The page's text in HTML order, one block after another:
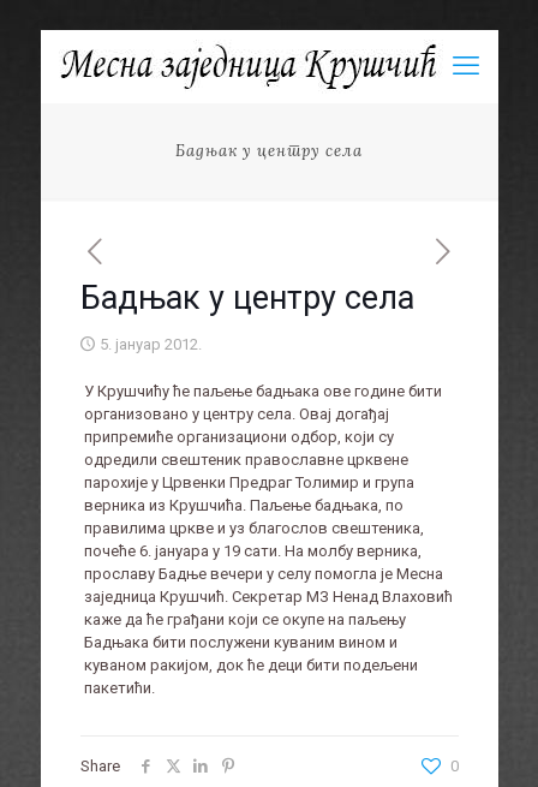
Бадњак у центру села
Бадњак у центру села
5. јануар 2012.
У Крушчићу ће паљење бадњака ове године бити
организовано у центру села. Овај догађај
припремиће организациони одбор, који су
одредили свештеник православне црквене
парохије у Црвенки Предраг Толимир и група
верника из Крушчића. Паљење бадњака, по
правилима цркве и уз благослов свештеника,
почеће 6. јануара у 19 сати. На молбу верника,
прославу Бадње вечери у селу помогла је Месна
заједница Крушчић. Секретар МЗ Ненад Влаховић
каже да ће грађани који се окупе на паљењу
Бадњака бити послужени куваним вином и
куваном ракијом, док ће деци бити подељени
пакетићи.
Share 0